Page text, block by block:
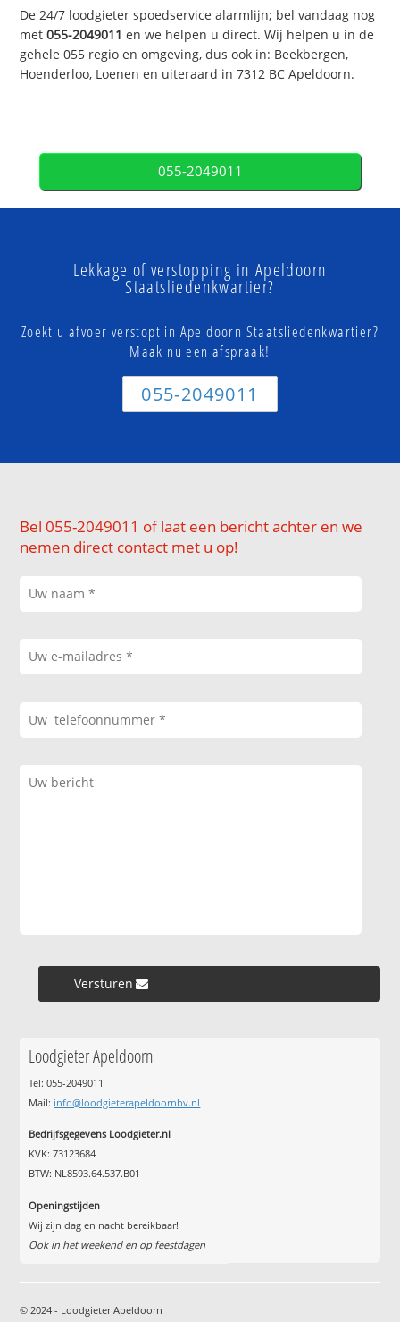
De 24/7 loodgieter spoedservice alarmlijn; bel vandaag nog
met055-2049011 en we helpen u direct. Wij helpen u in de
gehele 055 regio en omgeving, dus ook in: Beekbergen,
Hoenderloo, Loenen en uiteraard in 7312 BC Apeldoorn.
055-2049011
Lekkage of verstopping in Apeldoorn
Staatsliedenkwartier?
Zoekt u afvoer verstopt in Apeldoorn Staatsliedenkwartier?
Maak nu een afspraak!
055-2049011
Bel 055-2049011 of laat een bericht achter en we
nemen direct contact met u op!
Versturen »
Loodgieter Apeldoorn
Tel: 055-2049011
Mail: info@loodgieterapeldoornbv.nl
Bedrijfsgegevens Loodgieter.nl
KVK: 73123684
BTW: NL8593.64.537.B01
Openingstijden
Wij zijn dag en nacht bereikbaar!
Ook in het weekend en op feestdagen
© 2024 - Loodgieter Apeldoorn